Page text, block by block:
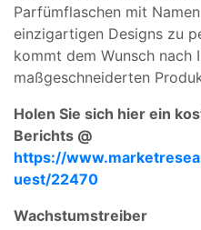
Parfümflaschen mit
einzigartigen Designs zu
kommt dem Wunsch nach
maßgeschneiderten
Holen Sie sich hier ein
Berichts @
https://
uest/22470
Wachstumstreiber